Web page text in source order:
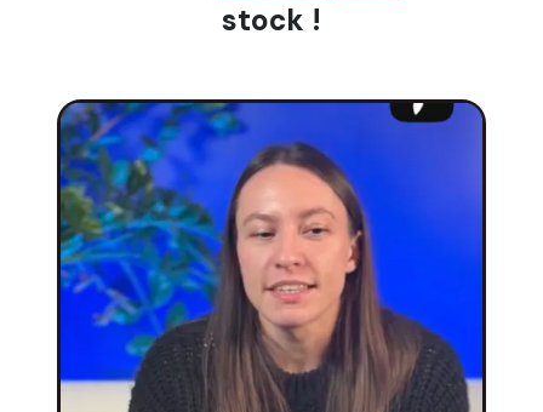
stock !